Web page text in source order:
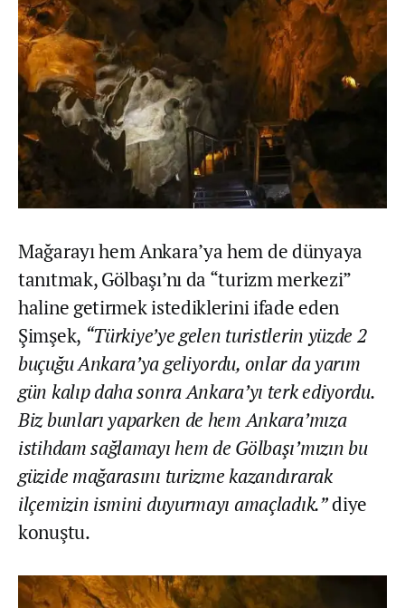
Mağarayı hem Ankara’ya hem de dünyaya
tanıtmak, Gölbaşı’nı da “turizm merkezi”
haline getirmek istediklerini ifade eden
Şimşek, “Türkiye’ye gelen turistlerin yüzde 2
buçuğu Ankara’ya geliyordu, onlar da yarım
gün kalıp daha sonra Ankara’yı terk ediyordu.
Biz bunları yaparken de hem Ankara’mıza
istihdam sağlamayı hem de Gölbaşı’mızın bu
güzide mağarasını turizme kazandırarak
ilçemizin ismini duyurmayı amaçladık.”diye
konuştu.